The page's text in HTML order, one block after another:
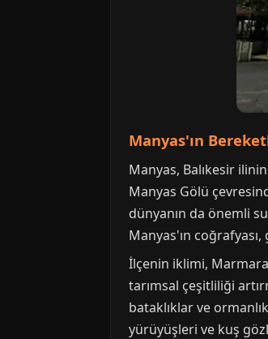
Manyas'ın
Manyas, Balıkesir
Manyas Gölü
dünyanın da önemli
Manyas'ın
İlçenin iklimi, Marmara
tarımsal çeşitliliği
bataklıklar ve
yürüyüşleri ve kuş